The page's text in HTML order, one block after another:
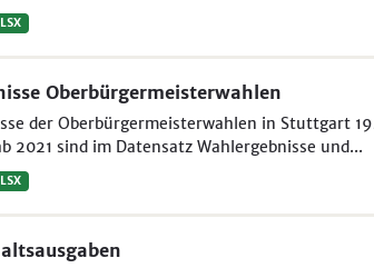
Oberbürgermeisterwahlen
der Oberbürgermeisterwahlen in Stuttgart
2021 sind im Datensatz Wahlergebnisse und...